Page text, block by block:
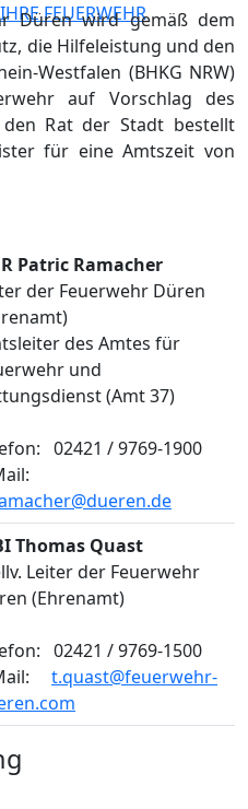
IHRE FEUERWEHR
Düren wird gemäß dem
die Hilfeleistung und den
Westfalen (BHKG NRW)
auf Vorschlag des
Rat der Stadt bestellt
für eine Amtszeit von
Patric Ramacher
der Feuerwehr Düren
des Amtes für
und
(Amt 37)
02421 / 9769-1900
Thomas Quast
Leiter der Feuerwehr
(Ehrenamt)
02421 / 9769-1500
t.quast@feuerwehr-